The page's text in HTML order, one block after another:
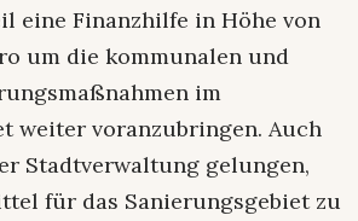
eine Finanzhilfe in Höhe von
um die kommunalen und
im
weiter voranzubringen. Auch
Stadtverwaltung gelungen,
für das Sanierungsgebiet zu